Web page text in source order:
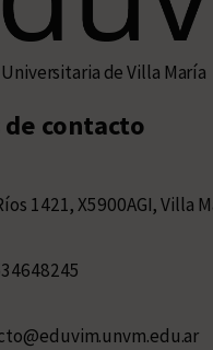
de Villa María
de contacto
1421, X5900AGI, Villa